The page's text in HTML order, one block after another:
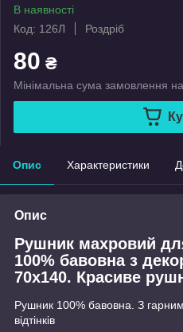
В наявності
Код: 126Л
Роздріб
80 ₴
Мінімальна сума замовлення
Опис Характеристики
Опис
Рушник махровий
100% бавовна з
70х140. Красиве
Рушник 100% бавовна. З
відтінків